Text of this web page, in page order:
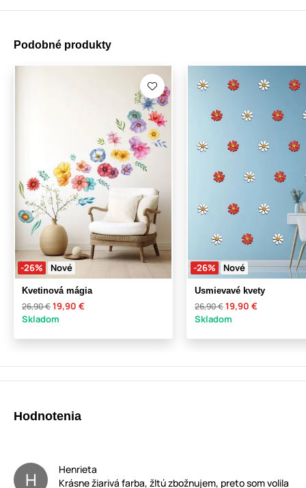
Podobné produkty
-26% Nové
Kvetinová mágia
26,90 €19,90 €
Skladom
-26% Nové
Usmievavé kvety
26,90 €19,90 €
Skladom
Hodnotenia
H
Henrieta
Krásne žiarivá farba, žltú zbožnujem, preto som volila